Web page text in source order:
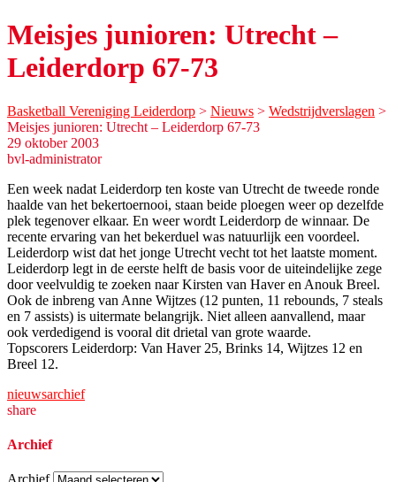
Meisjes junioren: Utrecht –
Leiderdorp 67-73
Basketball Vereniging Leiderdorp > Nieuws > Wedstrijdverslagen >
Meisjes junioren: Utrecht – Leiderdorp 67-73
29 oktober 2003
bvl-administrator
Een week nadat Leiderdorp ten koste van Utrecht de tweede ronde
haalde van het bekertoernooi, staan beide ploegen weer op dezelfde
plek tegenover elkaar. En weer wordt Leiderdorp de winnaar. De
recente ervaring van het bekerduel was natuurlijk een voordeel.
Leiderdorp wist dat het jonge Utrecht vecht tot het laatste moment.
Leiderdorp legt in de eerste helft de basis voor de uiteindelijke zege
door veelvuldig te zoeken naar Kirsten van Haver en Anouk Breel.
Ook de inbreng van Anne Wijtzes (12 punten, 11 rebounds, 7 steals
en 7 assists) is uitermate belangrijk. Niet alleen aanvallend, maar
ook verdedigend is vooral dit drietal van grote waarde.
Topscorers Leiderdorp: Van Haver 25, Brinks 14, Wijtzes 12 en
Breel 12.
nieuwsarchief
share
Archief